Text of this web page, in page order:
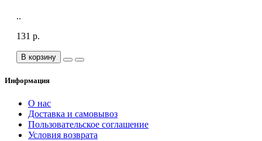
..
131 р.
В корзину
Информация
О нас
Доставка и самовывоз
Пользовательское соглашение
Условия возврата